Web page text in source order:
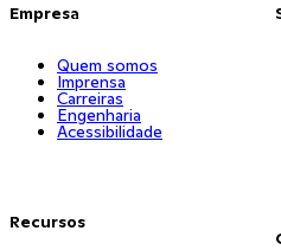
Empresa
Quem somos
Imprensa
Carreiras
Engenharia
Acessibilidade
Recursos